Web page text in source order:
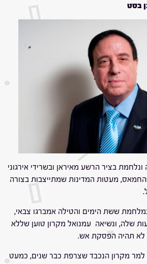
בסט
בציר הרשע מאיראן ובשרידי אירגוני
מעטות המדינות שמתייצבות בצורה
ששת הימים והטילה אמברגו צבאי,
שלה, ונשיאה עמנואל מקרון טוען שללא
לא תהיה הפסקת אש.
למר מקרון הנכבד שצרפת כבר שנים, כמעט